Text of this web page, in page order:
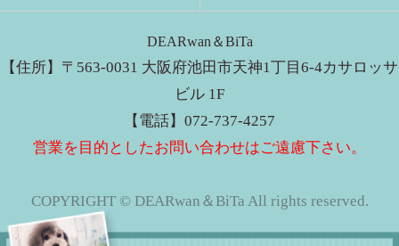
DEARwan＆BiTa
【住所】〒563-0031 大阪府池田市天神1丁目6-4カサロッサ
ビル 1F
【電話】072-737-4257
営業を目的としたお問い合わせはご遠慮下さい。
COPYRIGHT © DEARwan＆BiTa All rights reserved.